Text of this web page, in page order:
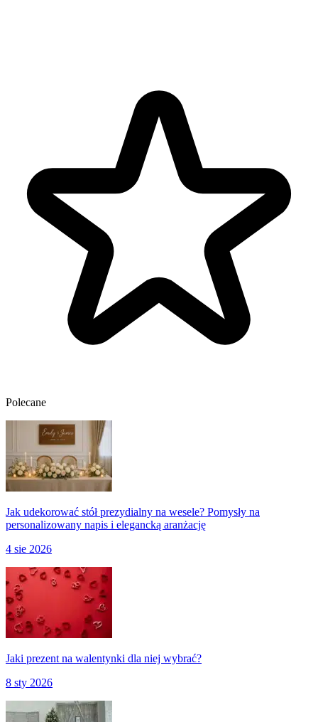
Polecane
Jak udekorować stół prezydialny na wesele? Pomysły na
personalizowany napis i elegancką aranżację
4 sie 2026
Jaki prezent na walentynki dla niej wybrać?
8 sty 2026